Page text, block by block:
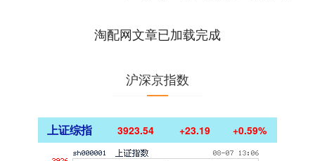
淘配网文章已加载完成
沪深京指数
上证综指 3923.54 +23.19 +0.59%